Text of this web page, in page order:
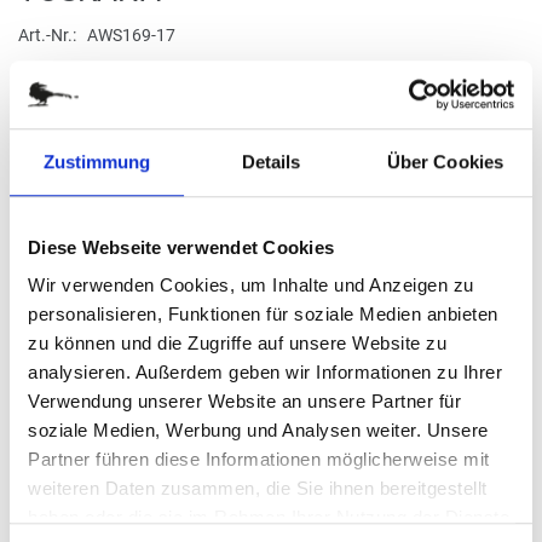
Zustimmung Details Über Cookies
Diese Webseite verwendet Cookies
Wir verwenden Cookies, um Inhalte und Anzeigen zu
personalisieren, Funktionen für soziale Medien anbieten
zu können und die Zugriffe auf unsere Website zu
analysieren. Außerdem geben wir Informationen zu Ihrer
Verwendung unserer Website an unsere Partner für
soziale Medien, Werbung und Analysen weiter. Unsere
Partner führen diese Informationen möglicherweise mit
weiteren Daten zusammen, die Sie ihnen bereitgestellt
der
springen
Art.-Nr.
AWS169-17
verfügbar
18,95 €
(inkl. MwSt.| zzgl. MwSt.)
zzgl. MwSt., zzgl.
Versandkosten
IN DEN WARENKORB